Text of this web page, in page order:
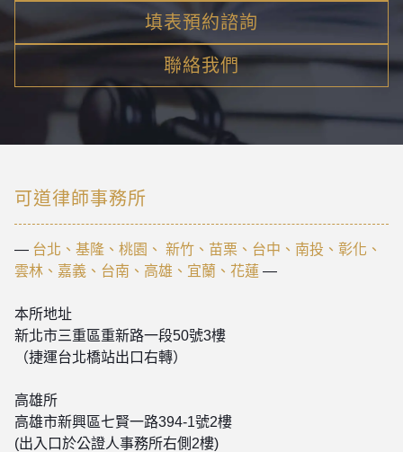
填表預約諮詢
聯絡我們
可道律師事務所
— 台北、基隆、桃園、 新竹、苗栗、台中、南投、彰化、
雲林、嘉義、台南、高雄、宜蘭、花蓮 —
本所地址
新北市三重區重新路一段50號3樓
（捷運台北橋站出口右轉）
高雄所
高雄市新興區七賢一路394-1號2樓
(出入口於公證人事務所右側2樓)